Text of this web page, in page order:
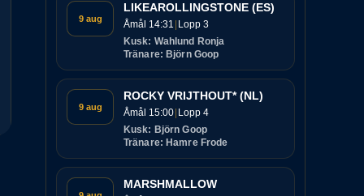
9 aug
LIKEAROLLINGSTONE (ES)
Åmål 14:31 Lopp 3
Kusk: Wahlund Ronja
Tränare: Björn Goop
9 aug
ROCKY VRIJTHOUT* (NL)
Åmål 15:00 Lopp 4
Kusk: Björn Goop
Tränare: Hamre Frode
MARSHMALLOW